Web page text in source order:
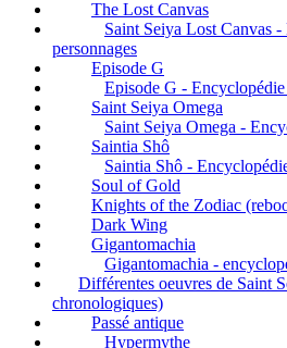
The Lost Canvas
Saint Seiya Lost Canvas
personnages
Episode G
Episode G - Encyclopédie
Saint Seiya Omega
Saint Seiya Omega -
Saintia Shô
Saintia Shô -
Soul of Gold
Knights of the Zodiac
Dark Wing
Gigantomachia
Gigantomachia -
Différentes oeuvres de Saint
chronologiques)
Passé antique
Hypermythe